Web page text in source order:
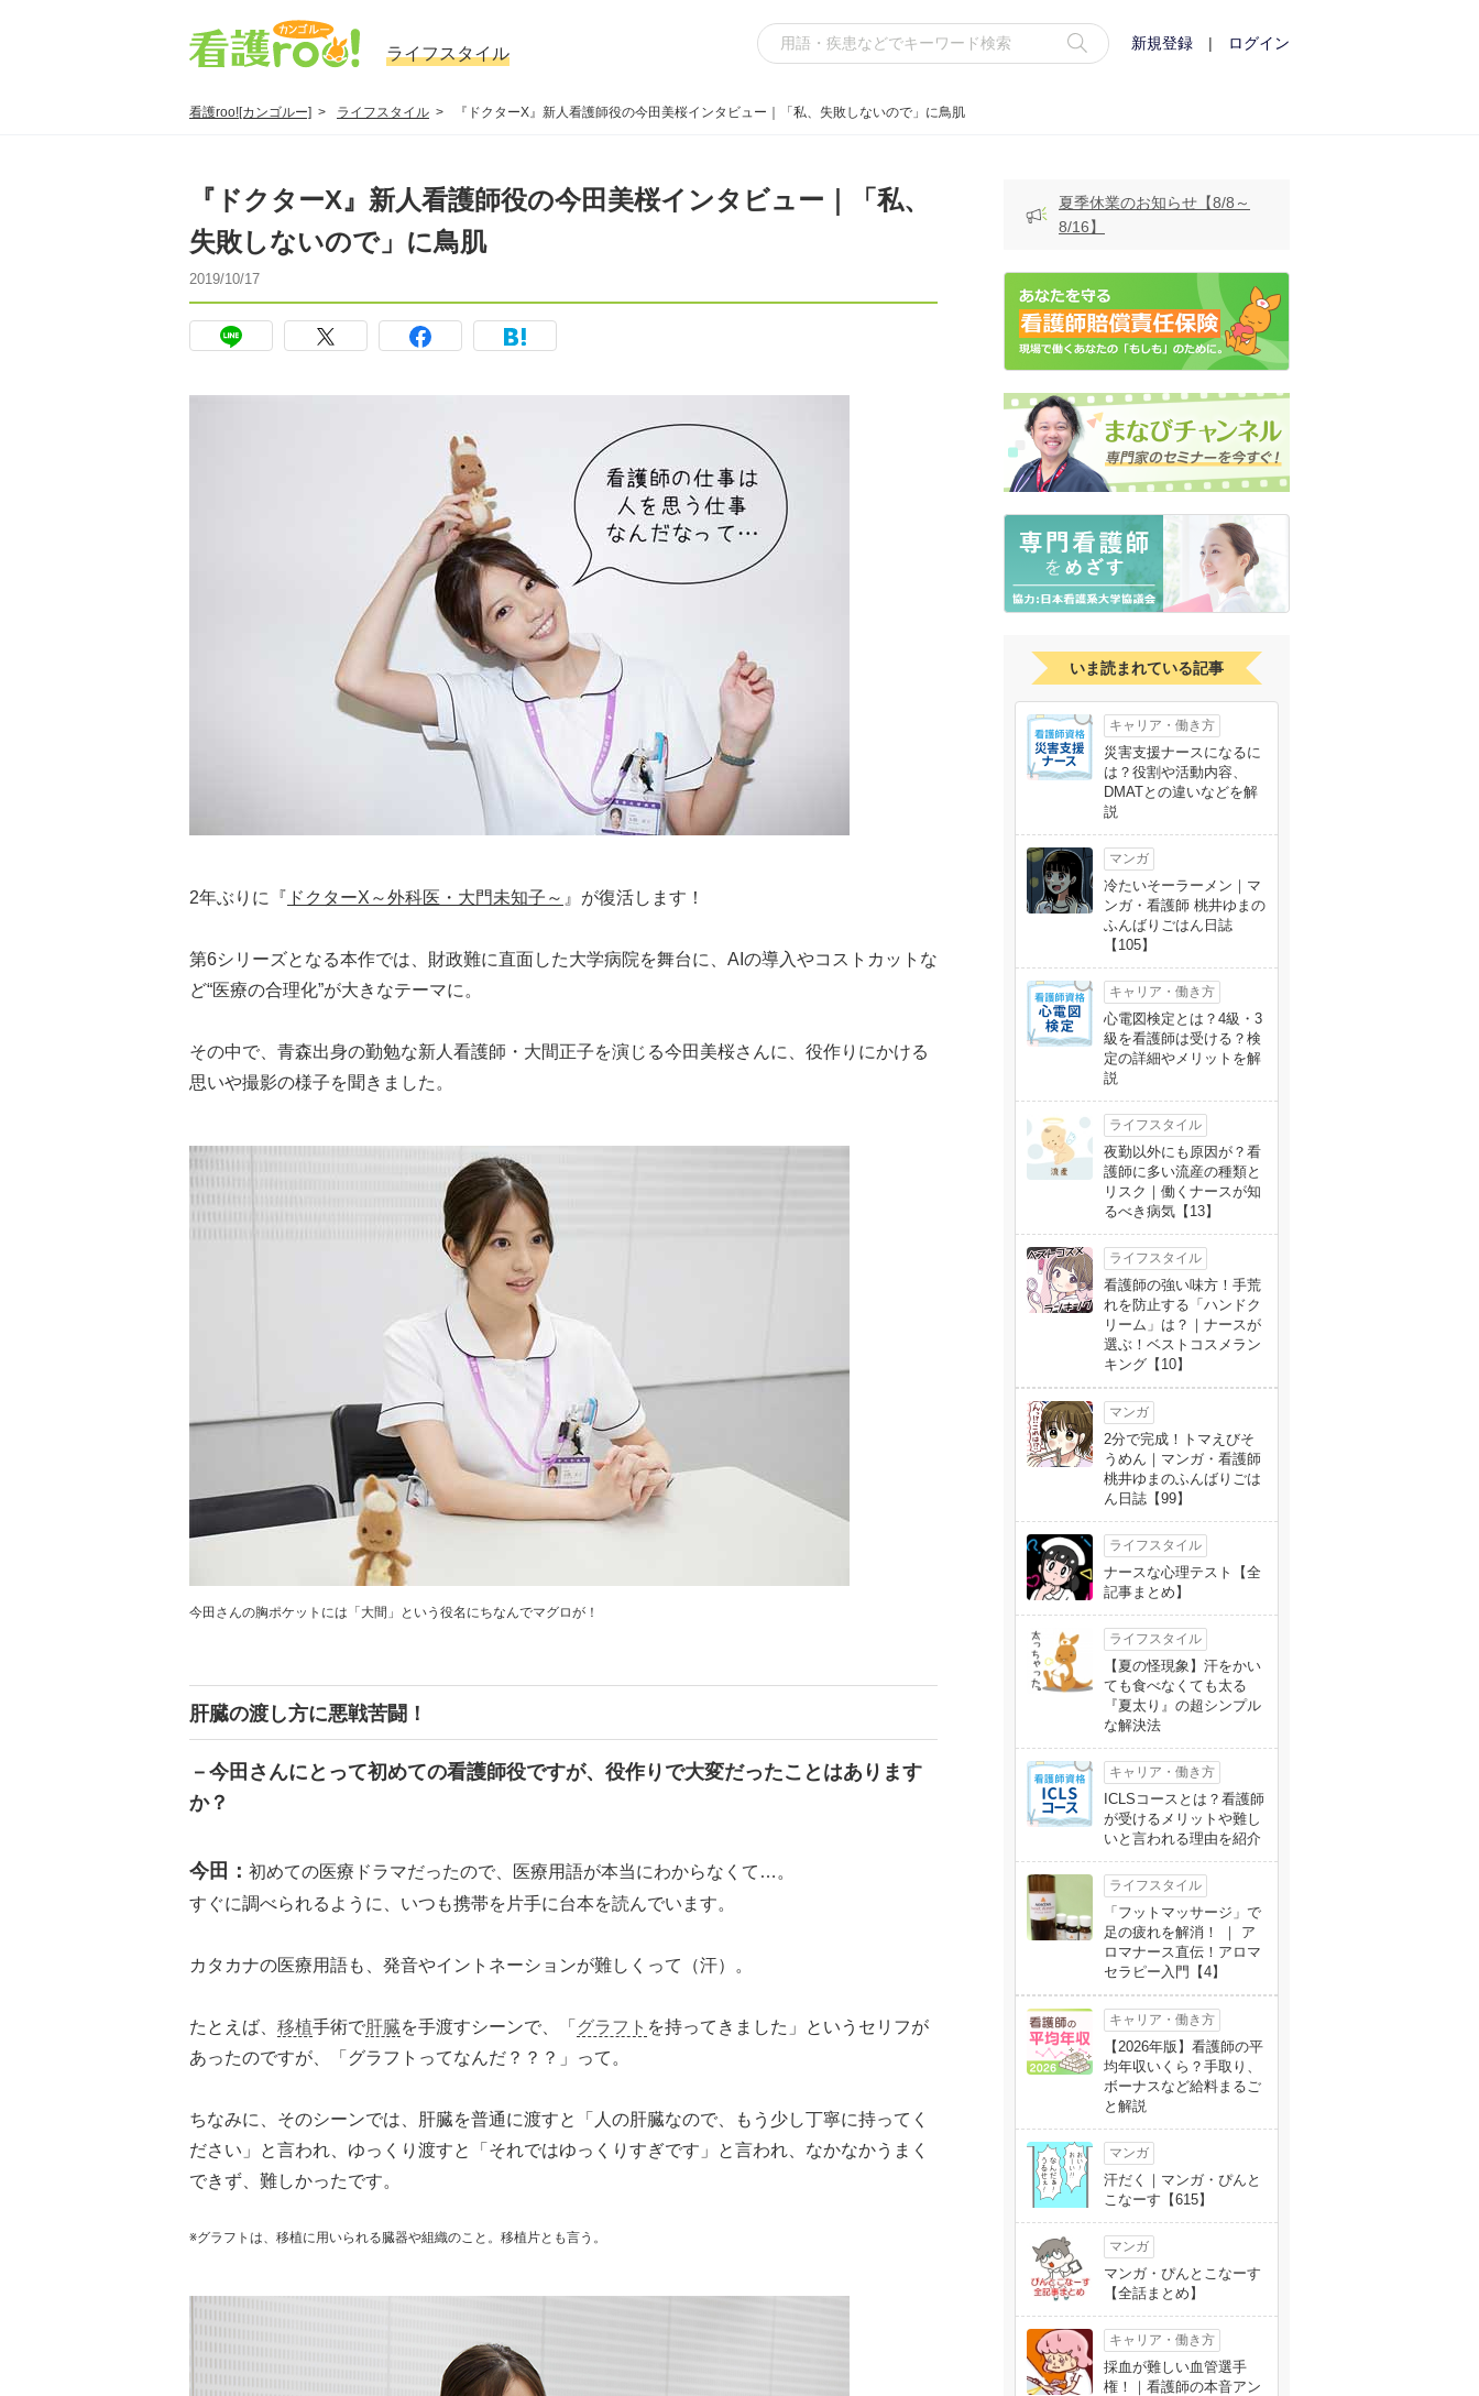
ライフスタイル
新規登録 | ログイン
看護roo![カンゴルー] ライフスタイル 『ドクターX』新人看護師役の今田美桜インタビュー｜「私、失敗しないので」に鳥肌
『ドクターX』新人看護師役の今田美桜インタビュー｜「私、
失敗しないので」に鳥肌
2019/10/17
2年ぶりに『 ドクターX～外科医・大門未知子～ 』が復活します！
第6シリーズとなる本作では、財政難に直面した大学病院を舞台に、AIの導入やコストカットな
ど“医療の合理化”が大きなテーマに。
その中で、青森出身の勤勉な新人看護師・大間正子を演じる今田美桜さんに、役作りにかける
思いや撮影の様子を聞きました。
今田さんの胸ポケットには「大間」という役名にちなんでマグロが！
肝臓の渡し方に悪戦苦闘！
－今田さんにとって初めての看護師役ですが、役作りで大変だったことはあります
か？
今田： 初めての医療ドラマだったので、医療用語が本当にわからなくて…。
すぐに調べられるように、いつも携帯を片手に台本を読んでいます。
カタカナの医療用語も、発音やイントネーションが難しくって（汗）。
たとえば、 移植手術で肝臓を手渡すシーンで、「 グラフト を持ってきました」というセリフが
あったのですが、「グラフトってなんだ？？？」って。
ちなみに、そのシーンでは、肝臓を普通に渡すと「人の肝臓なので、もう少し丁寧に持ってく
ださい」と言われ、ゆっくり渡すと「それではゆっくりすぎです」と言われ、なかなかうまく
できず、難しかったです。
※グラフトは、移植に用いられる臓器や組織のこと。移植片とも言う。
夏季休業のお知らせ【8/8～
8/16】
いま読まれている記事
キャリア・働き方
災害支援ナースになるに
は？役割や活動内容、
DMATとの違いなどを解
説
マンガ
冷たいそーラーメン｜マ
ンガ・看護師 桃井ゆまの
ふんばりごはん日誌
【105】
キャリア・働き方
心電図検定とは？4級・3
級を看護師は受ける？検
定の詳細やメリットを解
説
ライフスタイル
夜勤以外にも原因が？看
護師に多い流産の種類と
リスク｜働くナースが知
るべき病気【13】
ライフスタイル
看護師の強い味方！手荒
れを防止する「ハンドク
リーム」は？｜ナースが
選ぶ！ベストコスメラン
キング【10】
マンガ
2分で完成！トマえびそ
うめん｜マンガ・看護師
桃井ゆまのふんばりごは
ん日誌【99】
ライフスタイル
ナースな心理テスト【全
記事まとめ】
ライフスタイル
【夏の怪現象】汗をかい
ても食べなくても太る
『夏太り』の超シンプル
な解決法
キャリア・働き方
ICLSコースとは？看護師
が受けるメリットや難し
いと言われる理由を紹介
ライフスタイル
「フットマッサージ」で
足の疲れを解消！ ｜ ア
ロマナース直伝！アロマ
セラピー入門【4】
キャリア・働き方
【2026年版】看護師の平
均年収いくら？手取り、
ボーナスなど給料まるご
と解説
マンガ
汗だく｜マンガ・ぴんと
こなーす【615】
マンガ
マンガ・ぴんとこなーす
【全話まとめ】
キャリア・働き方
採血が難しい血管選手
権！｜看護師の本音アン